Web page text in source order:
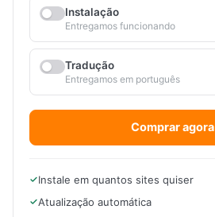
Instalação
Entregamos funcionando
Tradução
Entregamos em português
Comprar agora
Instale em quantos sites quiser
Atualização automática